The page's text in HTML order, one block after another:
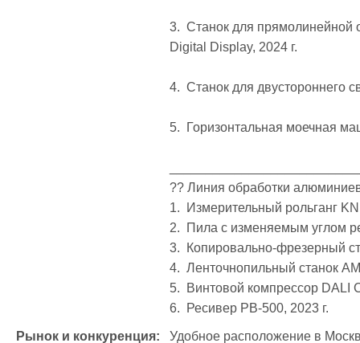
3.  Станок для прямолинейной
Digital Display, 2024 г.
4.  Станок для двустороннего
5.  Горизонтальная моечная
?? Линия обработки
1.  Измерительный рольганг
2.  Пила с изменяемым углом
3.  Копировально-фрезерный
4.  Ленточнопильный станок
5.  Винтовой компрессор DALI
6.  Ресивер PB-500, 2023 г.
Рынок и конкуренция: Удобное расположение в